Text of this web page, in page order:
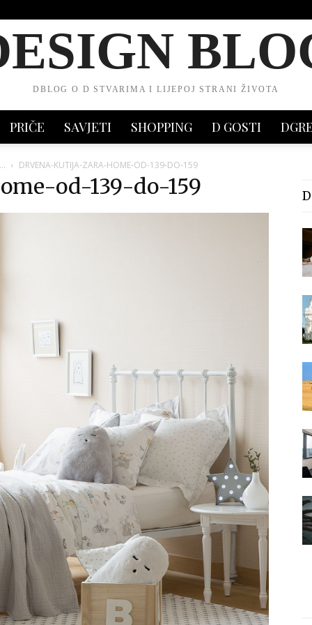
DBLOG O D STVARIMA I LIJEPOJ STRANI ŽIVOTA
PRIČE SAVJETI SHOPPING D GOSTI
DRVENA-KUTIJA-ZARA-HOME-OD-139-DO-159
od-139-do-159